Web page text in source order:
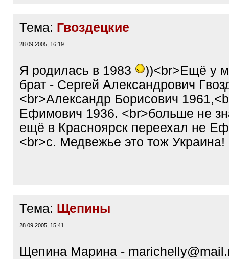
Тема: Гвоздецкие
28.09.2005, 16:19
Я родилась в 1983
))<br>Ещё у
брат - Сергей Александрович
<br>Александр Борисович
Ефимович 1936. <br>больше не
ещё в Красноярск переехал не
<br>с. Медвежье это тож Украина!
Тема: Щепины
28.09.2005, 15:41
Щепина Марина -